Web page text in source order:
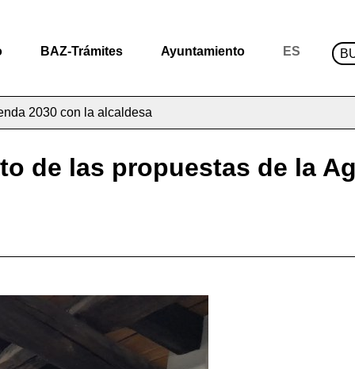
BAZ-Trámites Ayuntamiento ES
2030 con la alcaldesa
de las propuestas de la